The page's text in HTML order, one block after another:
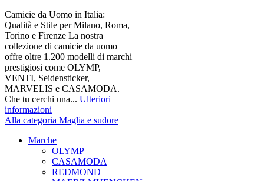
Camicie da Uomo in Italia:
Qualità e Stile per Milano, Roma,
Torino e Firenze La nostra
collezione di camicie da uomo
offre oltre 1.200 modelli di marchi
prestigiosi come OLYMP,
VENTI, Seidensticker,
MARVELIS e CASAMODA.
Che tu cerchi una... Ulteriori
informazioni
Alla categoria Maglia e sudore
Marche
OLYMP
CASAMODA
REDMOND